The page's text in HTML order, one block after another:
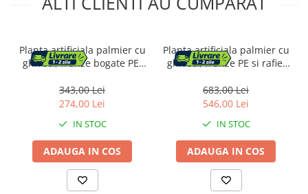
Planta artificiala palmier cu
ghiveci, frunze bogate PE,
intretinere, 100x100x134
cm, verde
343,00 Lei
274,00 Lei
IN STOC
ADAUGA IN COS
Planta artificiala palmier cu
ghiveci, frunze PE si rafie,
intretinere, 110x110x190
cm, verde
683,00 Lei
546,00 Lei
IN STOC
ADAUGA IN COS